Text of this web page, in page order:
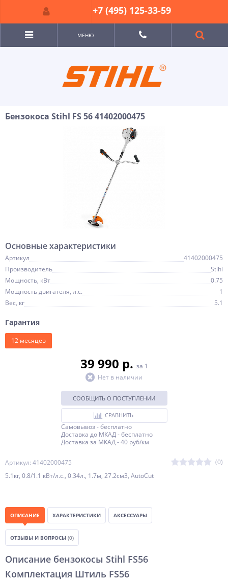
МЕНЮ
Бензокоса Stihl FS 56 41402000475
Артикул: 41402000475 (0)
Основные характеристики
Артикул
41402000475
Производитель
Stihl
Мощность, кВт
0.75
Мощность двигателя, л.с.
1
Вес, кг
5.1
5.1кг, 0.8/1.1 кВт/л.с., 0.34л., 1.7м, 27.2см3, AutoCut
Гарантия
12 месяцев
39 990 p. за 1
Нет в наличии
СООБЩИТЬ О ПОСТУПЛЕНИИ
СРАВНИТЬ
Самовывоз - бесплатно
Доставка до МКАД - бесплатно
Доставка за МКАД - 40 руб/км
ОПИСАНИЕ ХАРАКТЕРИСТИКИ АКСЕССУАРЫ
ОТЗЫВЫ И ВОПРОСЫ (0)
Описание бензокосы Stihl FS56
Комплектация Штиль FS56
+7 (495) 125-33-59